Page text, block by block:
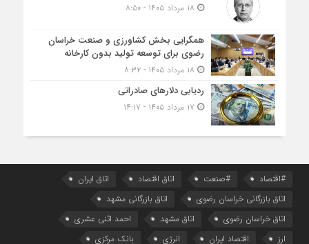
همگرایی بخش کشاورزی و صنعت خراسان
رضوی برای توسعه تولید بدون کارخانه
ردیابی دلارهای صادراتی
#اقتصاد #صنعت اتاق اقتصاد
اتاق ایران
اتاق بازرگانی خراسان رضوی
اتاق بازرگانی مشهد
اتاق خراسان رضوی
اتاق مشهد
احمد اثنی عشری
ارز
اقتصاد ایران انرژی بانک مرکزی